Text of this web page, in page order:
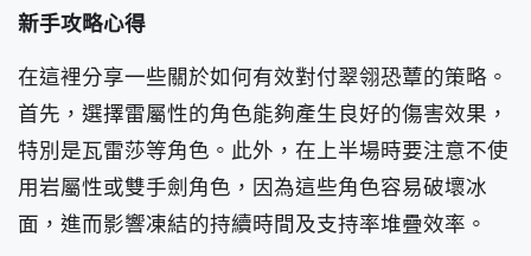
新手攻略心得
在這裡分享一些關於如何有效對付翠翎恐蕈的策略。
首先，選擇雷屬性的角色能夠產生良好的傷害效果，
特別是瓦雷莎等角色。此外，在上半場時要注意不使
用岩屬性或雙手劍角色，因為這些角色容易破壞冰
面，進而影響凍結的持續時間及支持率堆疊效率。